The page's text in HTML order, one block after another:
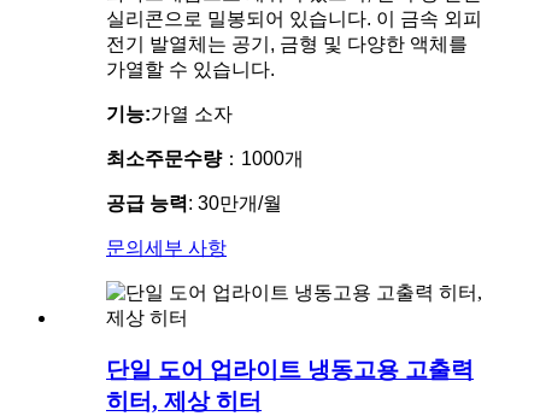
실리콘으로 밀봉되어 있습니다. 이 금속 외피
전기 발열체는 공기, 금형 및 다양한 액체를
가열할 수 있습니다.
기능:가열 소자
최소주문수량：1000개
공급 능력: 30만개/월
문의 세부 사항
단일 도어 업라이트 냉동고용 고출력
히터, 제상 히터